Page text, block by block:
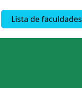
Lista de faculdades